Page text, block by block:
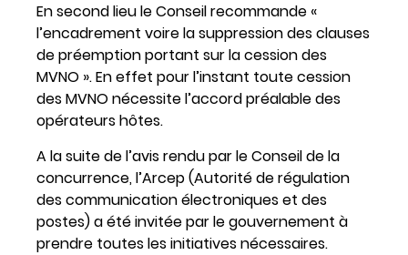
En second lieu le Conseil recommande «
l’encadrement voire la suppression des clauses
de préemption portant sur la cession des
MVNO ». En effet pour l’instant toute cession
des MVNO nécessite l’accord préalable des
opérateurs hôtes.
A la suite de l’avis rendu par le Conseil de la
concurrence, l’Arcep (Autorité de régulation
des communication électroniques et des
postes) a été invitée par le gouvernement à
prendre toutes les initiatives nécessaires.